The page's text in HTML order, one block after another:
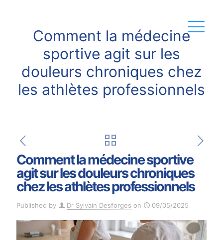
Comment la médecine
sportive agit sur les
douleurs chroniques chez
les athlètes professionnels
Comment la médecine sportive
agit sur les douleurs chroniques
chez les athlètes professionnels
Published by Dr Sylvain Desforges on 09/05/2025